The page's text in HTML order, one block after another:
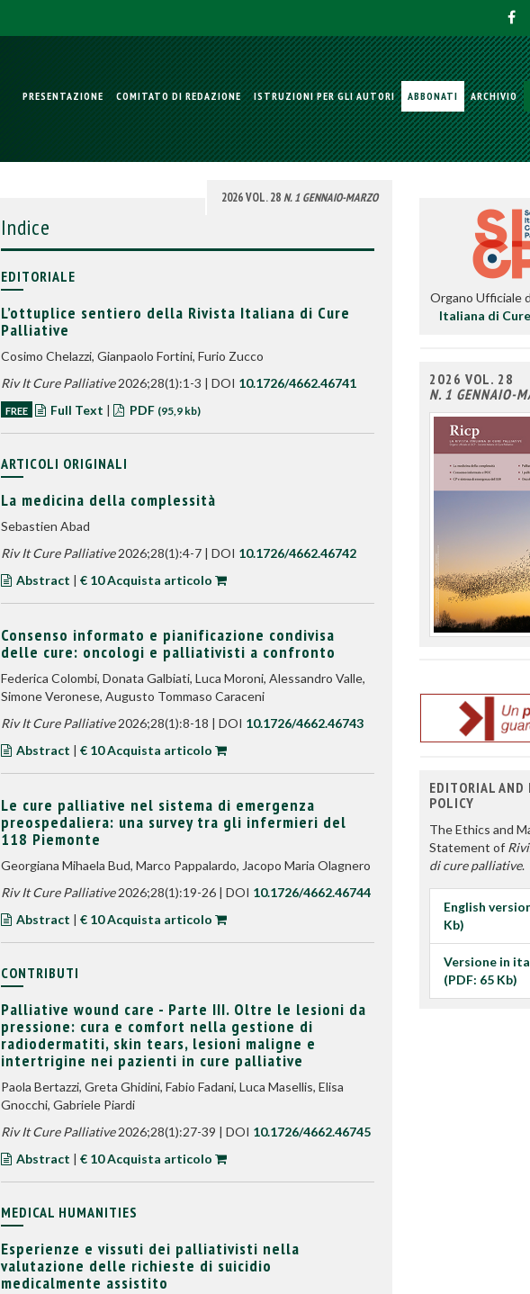
PRESENTAZIONE COMITATO DI REDAZIONE ISTRUZIONI PER GLI AUTORI ABBONATI ARCHIVIO
2026 VOL. 28N. 1 GENNAIO-MARZO
Indice
EDITORIALE
L’ottuplice sentiero della Rivista Italiana di Cure
Palliative
Cosimo Chelazzi, Gianpaolo Fortini, Furio Zucco
Riv It Cure Palliative2026;28(1):1-3 | DOI 10.1726/4662.46741
FREE Full Text | PDF (95,9 kb)
ARTICOLI ORIGINALI
La medicina della complessità
Sebastien Abad
Riv It Cure Palliative2026;28(1):4-7 | DOI 10.1726/4662.46742
Abstract | € 10 Acquista articolo
Consenso informato e pianificazione condivisa
delle cure: oncologi e palliativisti a confronto
Federica Colombi, Donata Galbiati, Luca Moroni, Alessandro Valle,
Simone Veronese, Augusto Tommaso Caraceni
Riv It Cure Palliative2026;28(1):8-18 | DOI 10.1726/4662.46743
Abstract | € 10 Acquista articolo
Le cure palliative nel sistema di emergenza
preospedaliera: una survey tra gli infermieri del
118 Piemonte
Georgiana Mihaela Bud, Marco Pappalardo, Jacopo Maria Olagnero
Riv It Cure Palliative2026;28(1):19-26 | DOI 10.1726/4662.46744
Abstract | € 10 Acquista articolo
CONTRIBUTI
Palliative wound care - Parte III. Oltre le lesioni da
pressione: cura e comfort nella gestione di
radiodermatiti, skin tears, lesioni maligne e
intertrigine nei pazienti in cure palliative
Paola Bertazzi, Greta Ghidini, Fabio Fadani, Luca Masellis, Elisa
Gnocchi, Gabriele Piardi
Riv It Cure Palliative2026;28(1):27-39 | DOI 10.1726/4662.46745
Abstract | € 10 Acquista articolo
MEDICAL HUMANITIES
Esperienze e vissuti dei palliativisti nella
valutazione delle richieste di suicidio
medicalmente assistito
Organo Ufficiale
Italiana di
2026 VOL. 28
N. 1 GENNAIO-
EDITORIAL AND
POLICY
The Ethics and
Statement of
di cure palliative.
English
Kb)
Versione in
(PDF: 65 Kb)